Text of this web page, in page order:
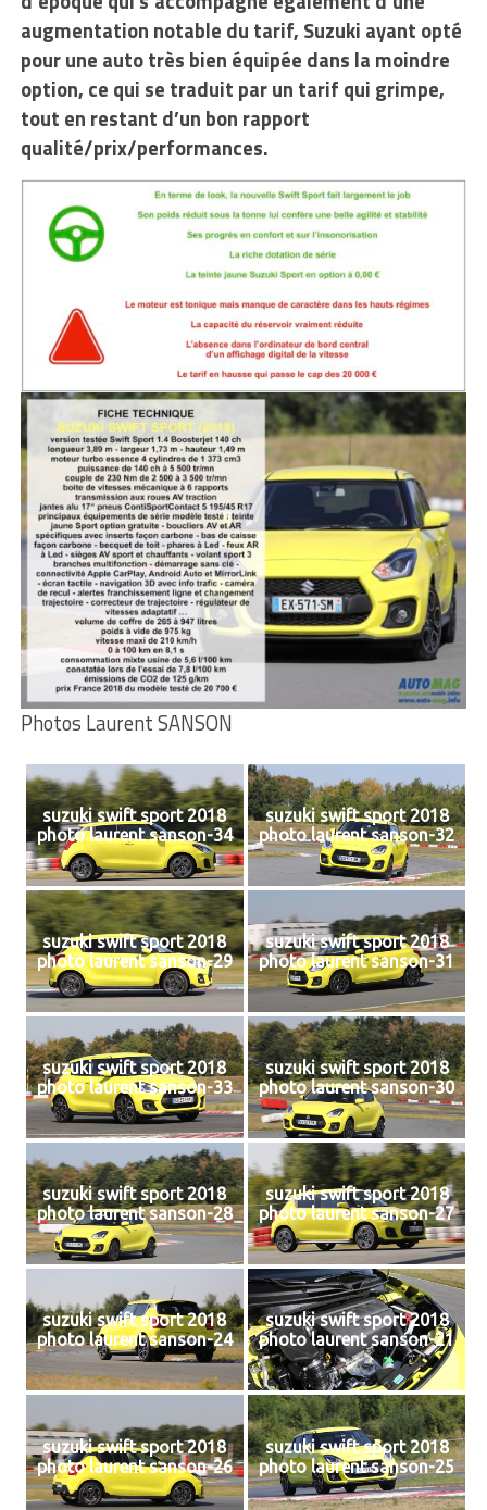
augmentation notable du tarif, Suzuki ayant opté
pour une auto très bien équipée dans la moindre
option, ce qui se traduit par un tarif qui grimpe,
tout en restant d’un bon rapport
qualité/prix/performances.
Photos Laurent SANSON
suzuki swift sport 2018
photo laurent sanson-34
suzuki swift sport 2018
photo laurent sanson-32
suzuki swift sport 2018
photo laurent sanson-29
suzuki swift sport 2018
photo laurent sanson-31
suzuki swift sport 2018
photo laurent sanson-33
suzuki swift sport 2018
photo laurent sanson-30
suzuki swift sport 2018
photo laurent sanson-28
suzuki swift sport 2018
photo laurent sanson-27
suzuki swift sport 2018
photo laurent sanson-24
suzuki swift sport 2018
photo laurent sanson-21
suzuki swift sport 2018
photo laurent sanson-26
suzuki swift sport 2018
photo laurent sanson-25